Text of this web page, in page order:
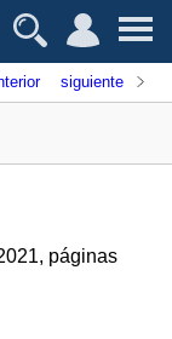
siguiente
páginas